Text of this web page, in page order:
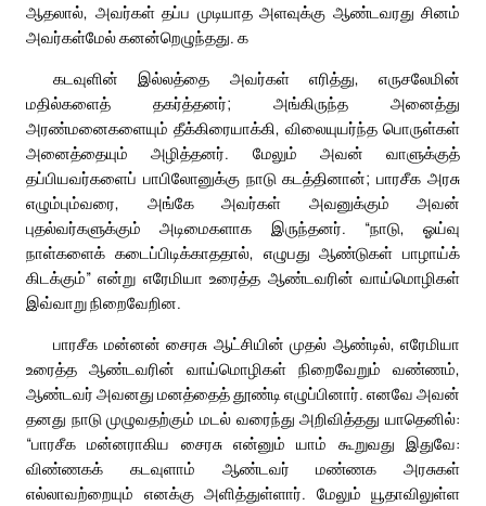
ஆதலால், அவர்கள் தப்ப முடியாத அளவுக்கு ஆண்டவரது சினம்
அவர்கள்மேல் கனன்றெழுந்தது. க
கடவுளின் இல்லத்தை அவர்கள் எரித்து, எருசலேமின்
மதில்களைத் தகர்த்தனர்; அங்கிருந்த அனைத்து
அரண்மனைகளையும் தீக்கிரையாக்கி, விலையுயர்ந்த பொருள்கள்
அனைத்தையும் அழித்தனர். மேலும் அவன் வாளுக்குத்
தப்பியவர்களைப் பாபிலோனுக்கு நாடு கடத்தினான்; பாரசீக அரசு
எழும்பும்வரை, அங்கே அவர்கள் அவனுக்கும் அவன்
புதல்வர்களுக்கும் அடிமைகளாக இருந்தனர். “நாடு, ஓய்வு
நாள்களைக் கடைப்பிடிக்காததால், எழுபது ஆண்டுகள் பாழாய்க்
கிடக்கும்” என்று எரேமியா உரைத்த ஆண்டவரின் வாய்மொழிகள்
இவ்வாறு நிறைவேறின.
பாரசீக மன்னன் சைரசு ஆட்சியின் முதல் ஆண்டில், எரேமியா
உரைத்த ஆண்டவரின் வாய்மொழிகள் நிறைவேறும் வண்ணம்,
ஆண்டவர் அவனது மனத்தைத் தூண்டி எழுப்பினார். எனவே அவன்
தனது நாடு முழுவதற்கும் மடல் வரைந்து அறிவித்தது யாதெனில்:
“பாரசீக மன்னராகிய சைரசு என்னும் யாம் கூறுவது இதுவே:
விண்ணகக் கடவுளாம் ஆண்டவர் மண்ணக அரசுகள்
எல்லாவற்றையும் எனக்கு அளித்துள்ளார். மேலும் யூதாவிலுள்ள